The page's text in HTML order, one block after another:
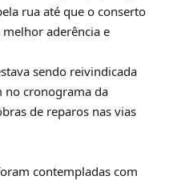
rua até que o conserto
aderência e
sendo reivindicada
no cronograma da
de reparos nas vias
contempladas com